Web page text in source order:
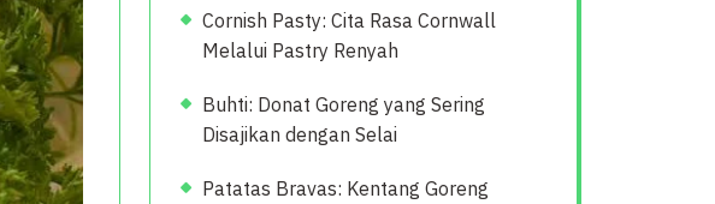
Cornish Pasty: Cita Rasa Cornwall
Melalui Pastry Renyah
Buhti: Donat Goreng yang Sering
Disajikan dengan Selai
Patatas Bravas: Kentang Goreng